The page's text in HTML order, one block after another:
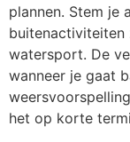
plannen. Stem je
buitenactiviteiten
watersport. De
wanneer je gaat
het op korte